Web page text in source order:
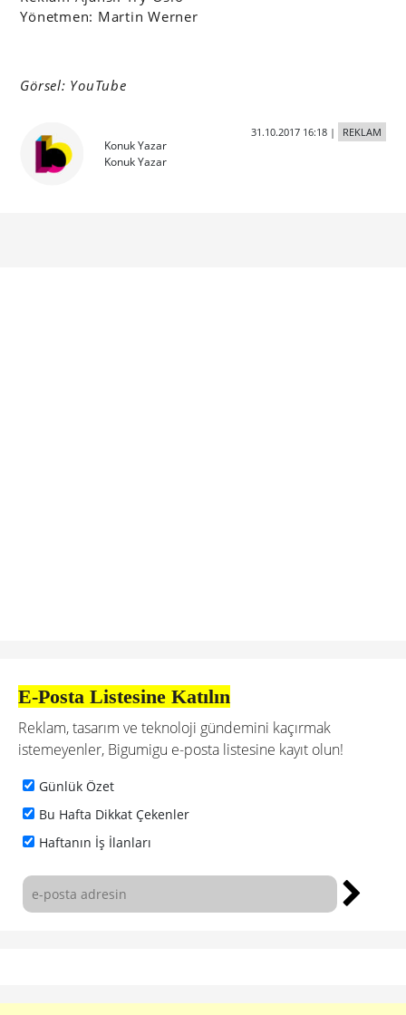
Yönetmen: Martin Werner
Görsel: YouTube
Konuk Yazar
Konuk Yazar
31.10.2017 16:18| REKLAM
E-Posta Listesine Katılın
Reklam, tasarım ve teknoloji gündemini kaçırmak
istemeyenler, Bigumigu e-posta listesine kayıt olun!
Günlük Özet
Bu Hafta Dikkat Çekenler
Haftanın İş İlanları